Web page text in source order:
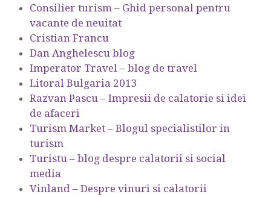
Consilier turism – Ghid personal pentru
vacante de neuitat
Cristian Francu
Dan Anghelescu blog
Imperator Travel – blog de travel
Litoral Bulgaria 2013
Razvan Pascu – Impresii de calatorie si idei
de afaceri
Turism Market – Blogul specialistilor in
turism
Turistu – blog despre calatorii si social
media
Vinland – Despre vinuri si calatorii